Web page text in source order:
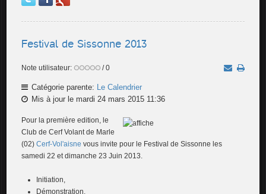
Festival de Sissonne 2013
Note utilisateur: / 0
Catégorie parente: Le Calendrier
Mis à jour le mardi 24 mars 2015 11:36
Pour la première edition, le
Club de Cerf Volant de Marle
(02)Cerf-Vol'aisne vous invite pour le Festival de Sissonne les
samedi 22 et dimanche 23 Juin 2013.
Initiation,
Démonstration,